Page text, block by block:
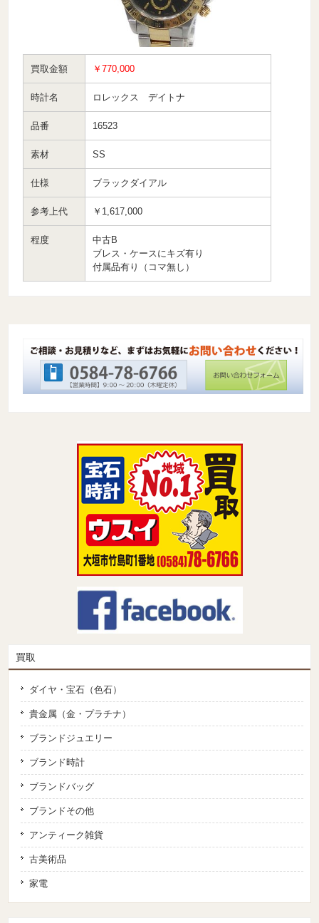
買取金額 ￥770,000
時計名 ロレックス デイトナ
品番 16523
素材 SS
仕様 ブラックダイアル
参考上代 ￥1,617,000
程度
中古B
ブレス・ケースにキズ有り
付属品有り（コマ無し）
買取
ダイヤ・宝石（色石）
貴金属（金・プラチナ）
ブランドジュエリー
ブランド時計
ブランドバッグ
ブランドその他
アンティーク雑貨
古美術品
家電